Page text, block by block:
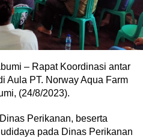
– Rapat Koordinasi antar
Aula PT. Norway Aqua Farm
(24/8/2023).
Perikanan, beserta
pada Dinas Perikanan